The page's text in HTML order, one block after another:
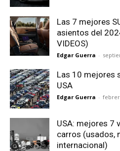
Las 7 mejores
asientos del
VIDEOS)
Edgar Guerra -
Las 10 mejores
USA
Edgar Guerra -
USA: mejores 7
carros (usados,
internacional)